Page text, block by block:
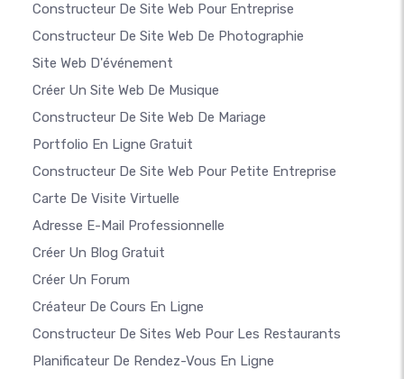
Constructeur De Site Web Pour Entreprise
Constructeur De Site Web De Photographie
Site Web D'événement
Créer Un Site Web De Musique
Constructeur De Site Web De Mariage
Portfolio En Ligne Gratuit
Constructeur De Site Web Pour Petite Entreprise
Carte De Visite Virtuelle
Adresse E-Mail Professionnelle
Créer Un Blog Gratuit
Créer Un Forum
Créateur De Cours En Ligne
Constructeur De Sites Web Pour Les Restaurants
Planificateur De Rendez-Vous En Ligne